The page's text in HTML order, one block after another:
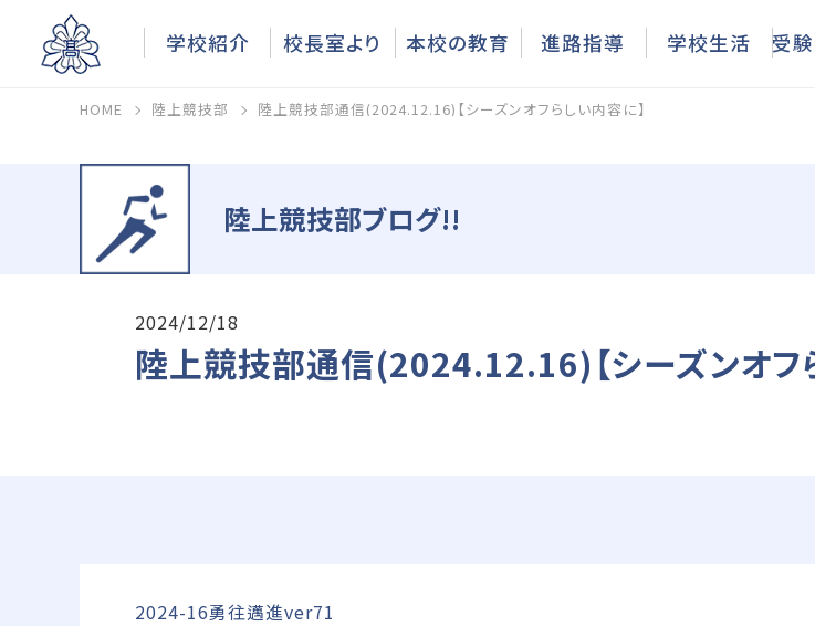
HOME 陸上競技部 陸上競技部通信(2024.12.16)【シーズンオフらしい内容に】
陸上競技部ブログ!!
2024/12/18
陸上競技部通信(2024.12.16)【シーズンオフ
2024-16勇往邁進ver71
学校紹介 校長室より 本校の教育 進路指導 学校生活 受